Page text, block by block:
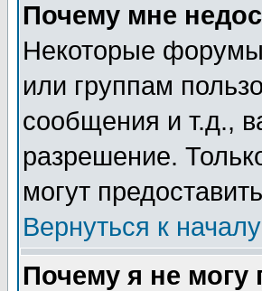
Почему мне
Некоторые
или группам
сообщения и т.д.,
разрешение.
могут
Вернуться к началу
Почему я не могу